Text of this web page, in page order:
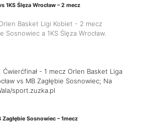
1KS Ślęza Wrocław – 2 mecz
Basket Ligi Kobiet - 2 mecz
Sosnowiec a 1KS Ślęza Wrocław.
Zagłębie Sosnowiec – 1mecz